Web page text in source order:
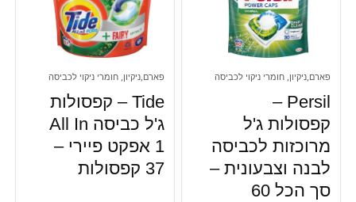
פארם,ניקיון, חומרי ניקוי לכביסה
Persil –
קפסולות ג'ל
מרוכזות לכביסה
לבנה וצבעונית –
סך הכל 60
פארם,ניקיון, חומרי ניקוי לכביסה
Tide – קפסולות
ג'ל כביסה All In
1 אפקט פיירי –
37 קפסולות